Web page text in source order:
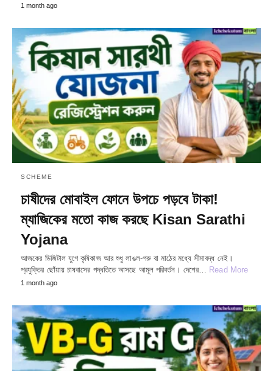
1 month ago
SCHEME
চাষীদের মোবাইল ফোনে উপচে পড়বে টাকা!
ম্যাজিকের মতো কাজ করছে Kisan Sarathi
Yojana
আজকের ডিজিটাল যুগে কৃষিকাজ আর শুধু লাঙল-গরু বা মাঠের মধ্যে সীমাবদ্ধ নেই।
প্রযুক্তির ছোঁয়ায় চাষবাসের পদ্ধতিতে আসছে আমূল পরিবর্তন। দেশের… Read More
1 month ago